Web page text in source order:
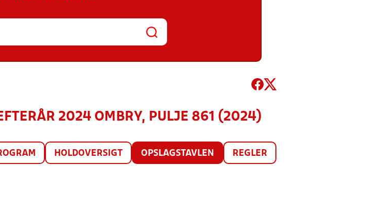
2024 OMBRY, PULJE 861 (2024)
HOLDOVERSIGT OPSLAGSTAVLEN REGLER